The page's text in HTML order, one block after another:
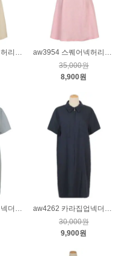
35,000원
8,900원
aw4262 카라집업넥더블포켓반소매원피스_블루
aw4262 카라집업넥더블포켓반소매원피스_네이비
30,000원
9,900원